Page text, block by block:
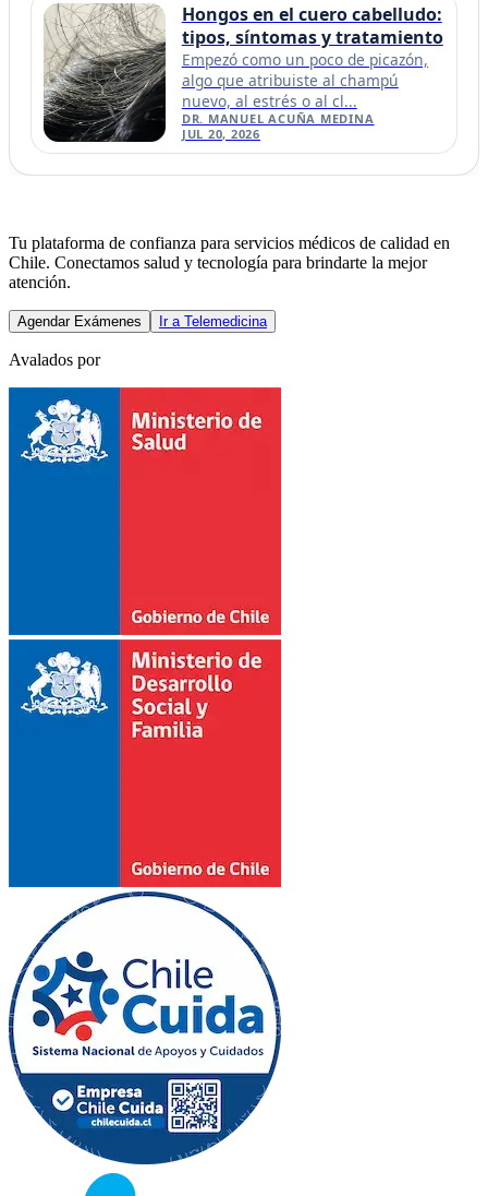
Hongos en el cuero cabelludo:
tipos, síntomas y tratamiento
Empezó como un poco de picazón,
algo que atribuiste al champú
nuevo, al estrés o al cl...
DR. MANUEL ACUÑA MEDINA
JUL 20, 2026
Tu plataforma de confianza para servicios médicos de calidad en
Chile. Conectamos salud y tecnología para brindarte la mejor
atención.
Agendar Exámenes Ir a Telemedicina
Avalados por